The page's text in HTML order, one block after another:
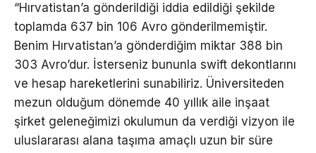
“Hırvatistan’a gönderildiği iddia edildiği şekilde
toplamda 637 bin 106 Avro gönderilmemiştir.
Benim Hırvatistan’a gönderdiğim miktar 388 bin
303 Avro’dur. İsterseniz bununla swift dekontlarını
ve hesap hareketlerini sunabiliriz. Üniversiteden
mezun olduğum dönemde 40 yıllık aile inşaat
şirket geleneğimizi okulumun da verdiği vizyon ile
uluslararası alana taşıma amaçlı uzun bir süre